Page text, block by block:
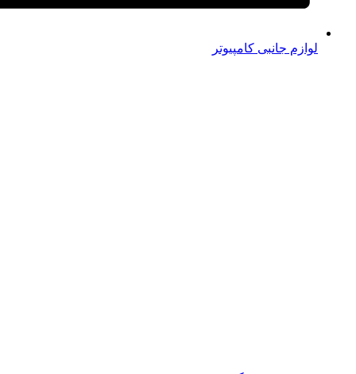
لوازم جانبی کامپیوتر